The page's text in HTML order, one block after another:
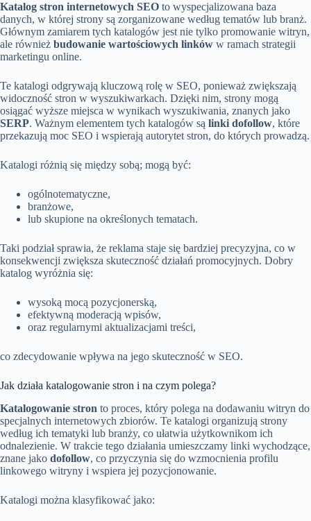
Katalog stron internetowych SEO to wyspecjalizowana baza
danych, w której strony są zorganizowane według tematów lub branż.
Głównym zamiarem tych katalogów jest nie tylko promowanie witryn,
ale również budowanie wartościowych linków w ramach strategii
marketingu online.
Te katalogi odgrywają kluczową rolę w SEO, ponieważ zwiększają
widoczność stron w wyszukiwarkach. Dzięki nim, strony mogą
osiągać wyższe miejsca w wynikach wyszukiwania, znanych jako
SERP. Ważnym elementem tych katalogów są linki dofollow, które
przekazują moc SEO i wspierają autorytet stron, do których prowadzą.
Katalogi różnią się między sobą; mogą być:
ogólnotematyczne,
branżowe,
lub skupione na określonych tematach.
Taki podział sprawia, że reklama staje się bardziej precyzyjna, co w
konsekwencji zwiększa skuteczność działań promocyjnych. Dobry
katalog wyróżnia się:
wysoką mocą pozycjonerską,
efektywną moderacją wpisów,
oraz regularnymi aktualizacjami treści,
co zdecydowanie wpływa na jego skuteczność w SEO.
Jak działa katalogowanie stron i na czym polega?
Katalogowanie stron to proces, który polega na dodawaniu witryn do
specjalnych internetowych zbiorów. Te katalogi organizują strony
według ich tematyki lub branży, co ułatwia użytkownikom ich
odnalezienie. W trakcie tego działania umieszczamy linki wychodzące,
znane jako dofollow, co przyczynia się do wzmocnienia profilu
linkowego witryny i wspiera jej pozycjonowanie.
Katalogi można klasyfikować jako: